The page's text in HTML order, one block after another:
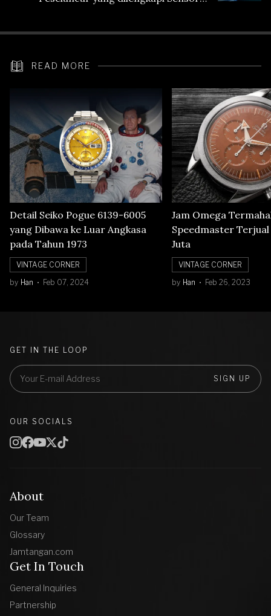
READ MORE
Detail Seiko Pogue 6139-6005
yang Dibawa ke Luar Angkasa
pada Tahun 1973
VINTAGE CORNER
by Han Feb 07, 2024
Jam Omega
Speedmaster Terjual
Juta
VINTAGE CORNER
by Han Feb 26, 2023
About
Our Team
Glossary
Jamtangan.com
Get In Touch
General Inquiries
Partnership
GET IN THE LOOP
SIGN UP
OUR SOCIALS